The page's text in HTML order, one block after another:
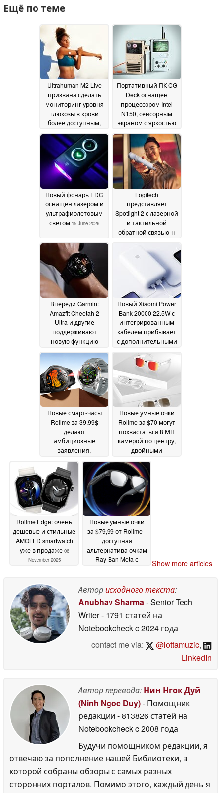
Ещё по теме
Ultrahuman M2 Live
призвана сделать
мониторинг уровня
глюкозы в крови
более доступным,
19
June 2026
Портативный ПК CG
Deck оснащён
процессором Intel
N150, сенсорным
экраном с яркостью
обеспечивает 8
часов автономной
работы17 June 2026
Новый фонарь EDC
оснащен лазером и
ультрафиолетовым
светом 15 June 2026
Logitech
представляет
Spotlight 2 с лазерной
и тактильной
обратной связью 11
Впереди Garmin:
Amazfit Cheetah 2
Ultra и другие
поддерживают
новую функцию
08 June 2026
Новый Xiaomi Power
Bank 20000 22.5W с
интегрированным
кабелем прибывает
с дополнительными
батареи06 June 2026
Новые смарт-часы
Rollme за 39,99$
делают
амбициозные
заявления,
дневном заряде
батареи 31 March 2026
Новые умные очки
Rollme за $70 могут
похвастаться 8 МП
камерой по центру,
двойными
микрофонами и
переводом ИИ в
реальном времени
12 November 2025
Rollme Edge: очень
дешевые и стильные
AMOLED smartwatch
уже в продаже 06
November 2025
Новые умные очки
за $79,99 от Rollme -
доступная
альтернатива очкам
Ray-Ban Meta с
05 September 2025
Show more articles
Авторисходного текста:
Anubhav Sharma- Senior Tech
Writer- 1791 статей на
Notebookcheckc 2024 года
contact me via:
@lottamuzic,
LinkedIn
Автор перевода: Нин Нгок Дуй
(Ninh Ngoc Duy)- Помощник
редакции - 813826 статей на
Notebookcheckc 2008 года
Будучи помощником редакции, я
отвечаю за пополнение нашей Библиотеки, в
которой собраны обзоры с самых разных
сторонних порталов. Помимо этого, каждый день я